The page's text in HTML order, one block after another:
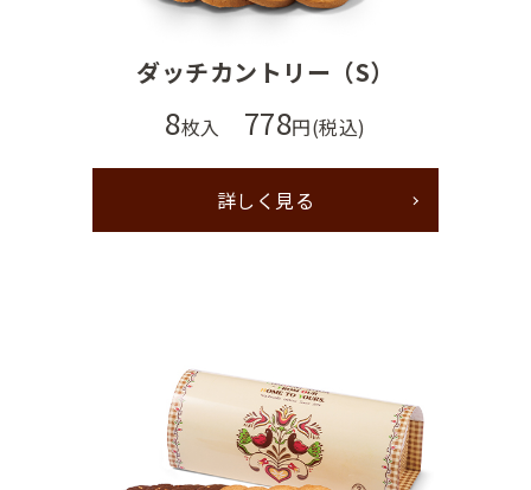
ダッチカントリー（S）
8枚入 778円(税込)
詳しく見る